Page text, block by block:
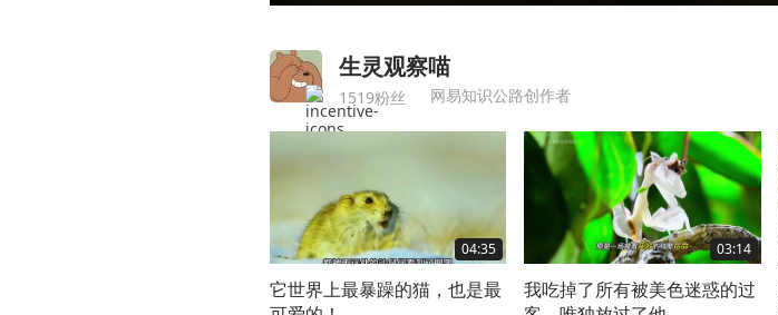
生灵观察喵
1519粉丝 网易知识公路创作者
04:35
它世界上最暴躁的猫，也是最
03:14
我吃掉了所有被美色迷惑的过